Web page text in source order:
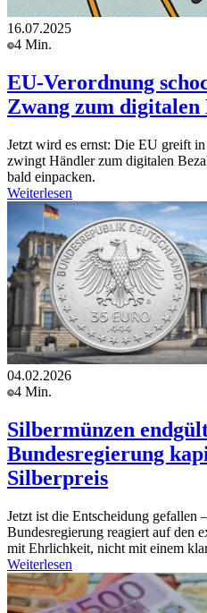
16.07.2025
4 Min.
EU-Verordnung
Zwang zum digitalen
Jetzt wird es ernst: Die EU greift
zwingt Händler zum digitalen
bald einpacken.
Weiterlesen
04.02.2026
4 Min.
Silbermünzen
Bundesregierung
Silberpreis
Jetzt ist die Entscheidung gefallen
Bundesregierung reagiert auf den
mit Ehrlichkeit, nicht mit einem
Weiterlesen